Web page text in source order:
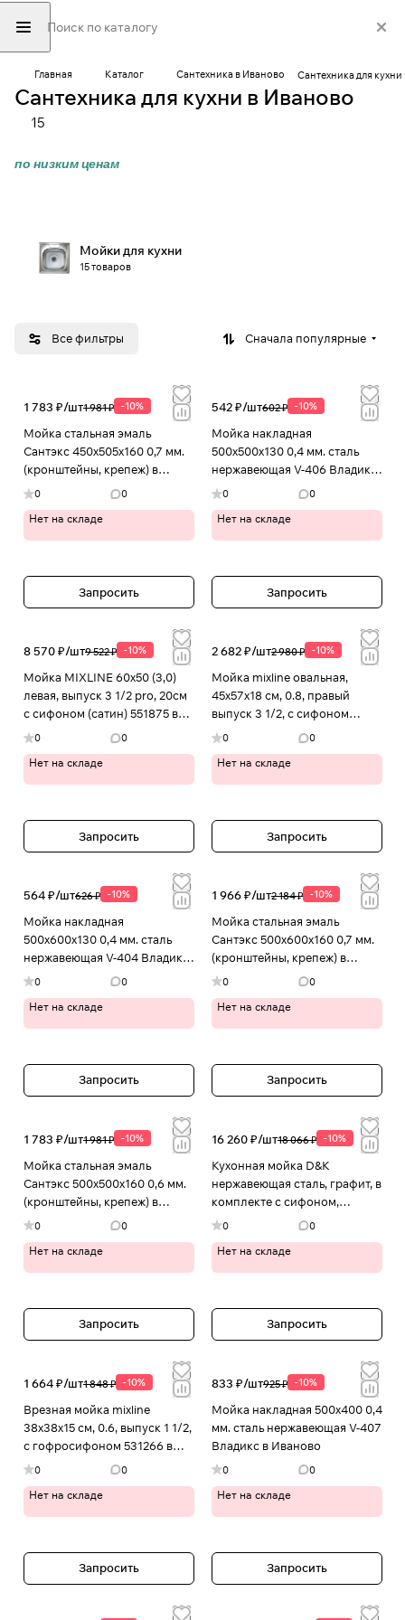
Главная Каталог Сантехника в Иваново Сантехника для
Сантехника для кухни в Иваново
15
по низким ценам
Мойки для кухни
15 товаров
Все фильтры Сначала популярные
1 783 ₽/шт1 981 ₽ -10%
Мойка стальная эмаль
Сантэкс 450х505х160 0,7 мм.
(кронштейны, крепеж) в
Иваново
0 0
Нет на складе
Запросить
542 ₽/шт602 ₽ -10%
Мойка накладная
500х500х130 0,4 мм. сталь
нержавеющая V-406 Владикс
в Иваново
0 0
Нет на складе
Запросить
8 570 ₽/шт9 522 ₽ -10%
Мойка MIXLINE 60x50 (3,0)
левая, выпуск 3 1/2 pro, 20см
с сифоном (сатин) 551875 в
Иваново
0 0
Нет на складе
Запросить
2 682 ₽/шт2 980 ₽ -10%
Мойка mixline овальная,
45х57х18 см, 0.8, правый
выпуск 3 1/2, с сифоном
533710 в Иваново
0 0
Нет на складе
Запросить
564 ₽/шт626 ₽ -10%
Мойка накладная
500х600х130 0,4 мм. сталь
нержавеющая V-404 Владикс
в Иваново
0 0
Нет на складе
Запросить
1 966 ₽/шт2 184 ₽ -10%
Мойка стальная эмаль
Сантэкс 500х600х160 0,7 мм.
(кронштейны, крепеж) в
Иваново
0 0
Нет на складе
Запросить
1 783 ₽/шт1 981 ₽ -10%
Мойка стальная эмаль
Сантэкс 500х500х160 0,6 мм.
(кронштейны, крепеж) в
Иваново
0 0
Нет на складе
Запросить
16 260 ₽/шт18 066 ₽ -10%
Кухонная мойка D&K
нержавеющая сталь, графит, в
комплекте с сифоном,
корзиной, дозатором DKS415
0 0
Нет на складе
Запросить
1 664 ₽/шт1 848 ₽ -10%
Врезная мойка mixline
38х38х15 см, 0.6, выпуск 1 1/2,
с гофросифоном 531266 в
Иваново
0 0
Нет на складе
Запросить
833 ₽/шт925 ₽ -10%
Мойка накладная 500х400 0,4
мм. сталь нержавеющая V-407
Владикс в Иваново
0 0
Нет на складе
Запросить